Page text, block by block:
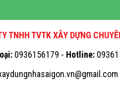
TNHH TVTK XÂY DỰNG
0936156179 - Hotline: